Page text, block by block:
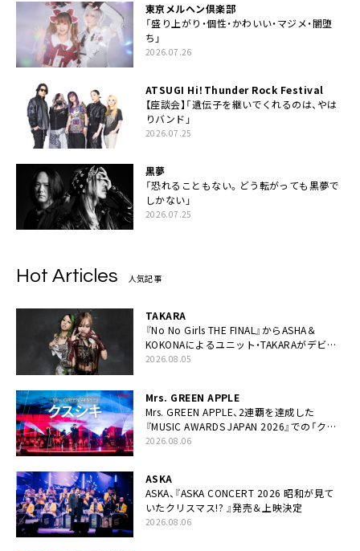
東京メルヘン倶楽部
「盛り上がり・個性・かわいい・マジメ・闇堕
ち」
2026.07.26
ATSUGI Hi！Thunder Rock Festival
【座談会】「遺伝子を継いでくれるのは、やは
りバンド」
2026.07.25
黒夢
「恐れることもない。どう転がっても黒夢で
しかない」
2026.07.25
Hot Articles 人気記事
TAKARA
『No No Girls THE FINAL』からASHA＆
KOKONAによるユニット・TAKARAがデビュ
ー
2026.08.05
Mrs. GREEN APPLE
Mrs. GREEN APPLE、2連覇を達成した
『MUSIC AWARDS JAPAN 2026』での「クス
シキ」ライブパフォーマンスをYouTube公開
2026.08.06
ASKA
ASKA、『ASKA CONCERT 2026 昭和が見て
いたクリスマス!? 』発売＆上映決定
2026.08.06